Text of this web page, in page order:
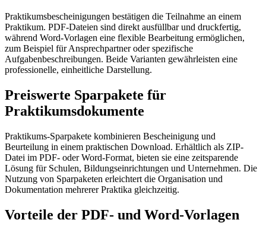
Praktikumsbescheinigungen bestätigen die Teilnahme an einem
Praktikum. PDF-Dateien sind direkt ausfüllbar und druckfertig,
während Word-Vorlagen eine flexible Bearbeitung ermöglichen,
zum Beispiel für Ansprechpartner oder spezifische
Aufgabenbeschreibungen. Beide Varianten gewährleisten eine
professionelle, einheitliche Darstellung.
Preiswerte Sparpakete für
Praktikumsdokumente
Praktikums-Sparpakete kombinieren Bescheinigung und
Beurteilung in einem praktischen Download. Erhältlich als ZIP-
Datei im PDF- oder Word-Format, bieten sie eine zeitsparende
Lösung für Schulen, Bildungseinrichtungen und Unternehmen. Die
Nutzung von Sparpaketen erleichtert die Organisation und
Dokumentation mehrerer Praktika gleichzeitig.
Vorteile der PDF- und Word-Vorlagen